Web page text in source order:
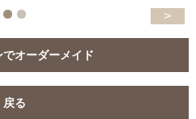
>
オーダーメイド
戻る